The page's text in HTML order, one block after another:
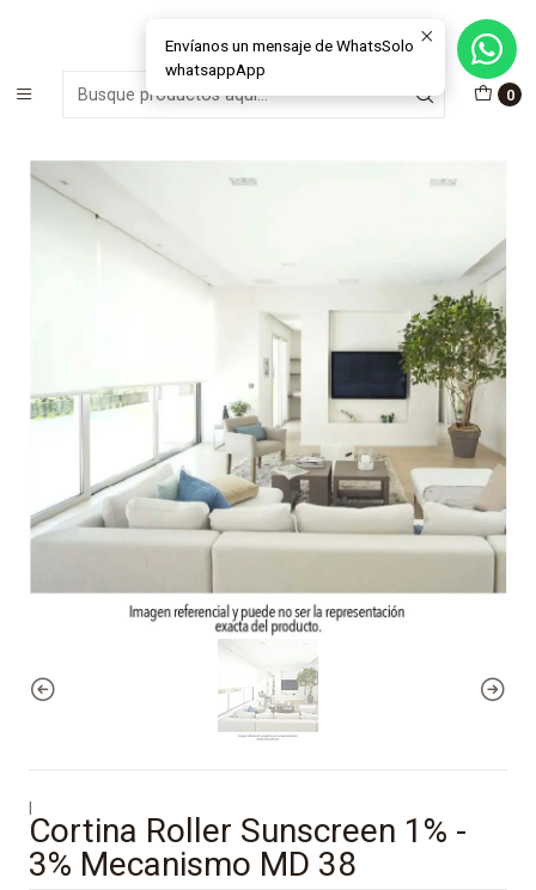
0
MÁS DE 15 AÑOS FABRICANDO E INSTALANDO SOLUCIONES DE
CRISTAL Y VENTANAS
Inicio Cortinas Roller
Cortina Roller Sunscreen 1% - 3% Mecanismo MD 38
|
Cortina Roller Sunscreen 1% -
3% Mecanismo MD 38
Envíanos un mensaje de WhatsSolo
whatsappApp